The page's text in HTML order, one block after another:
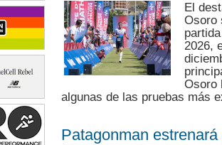
El
Osoro
2026,
Osoro
algunas de las pruebas más
Patagonman